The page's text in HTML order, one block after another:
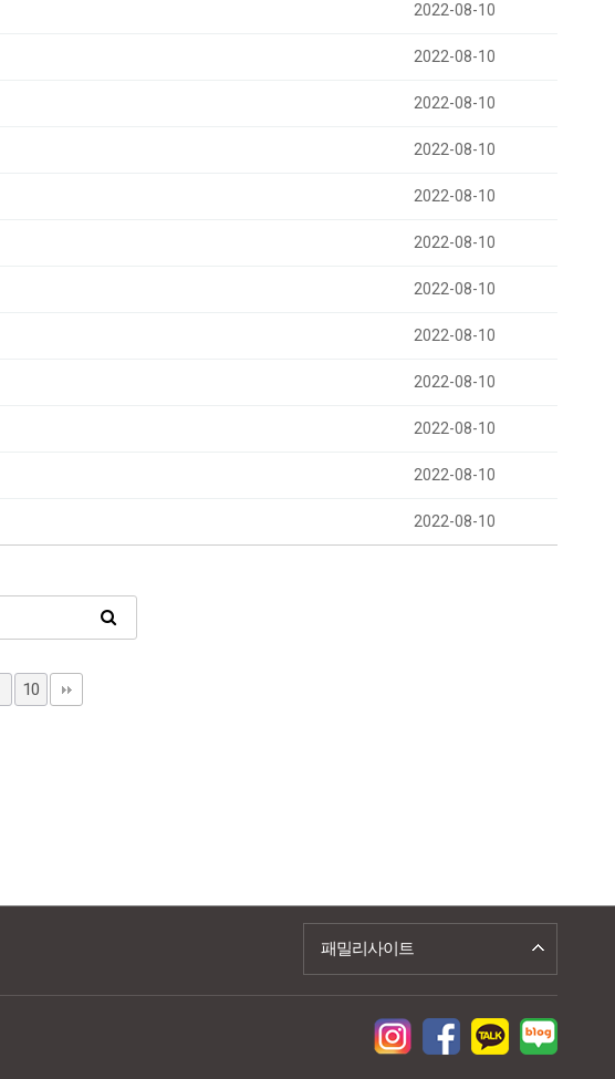
2022-08-10
2022-08-10
2022-08-10
2022-08-10
2022-08-10
2022-08-10
2022-08-10
2022-08-10
2022-08-10
2022-08-10
2022-08-10
2022-08-10
10
패밀리사이트